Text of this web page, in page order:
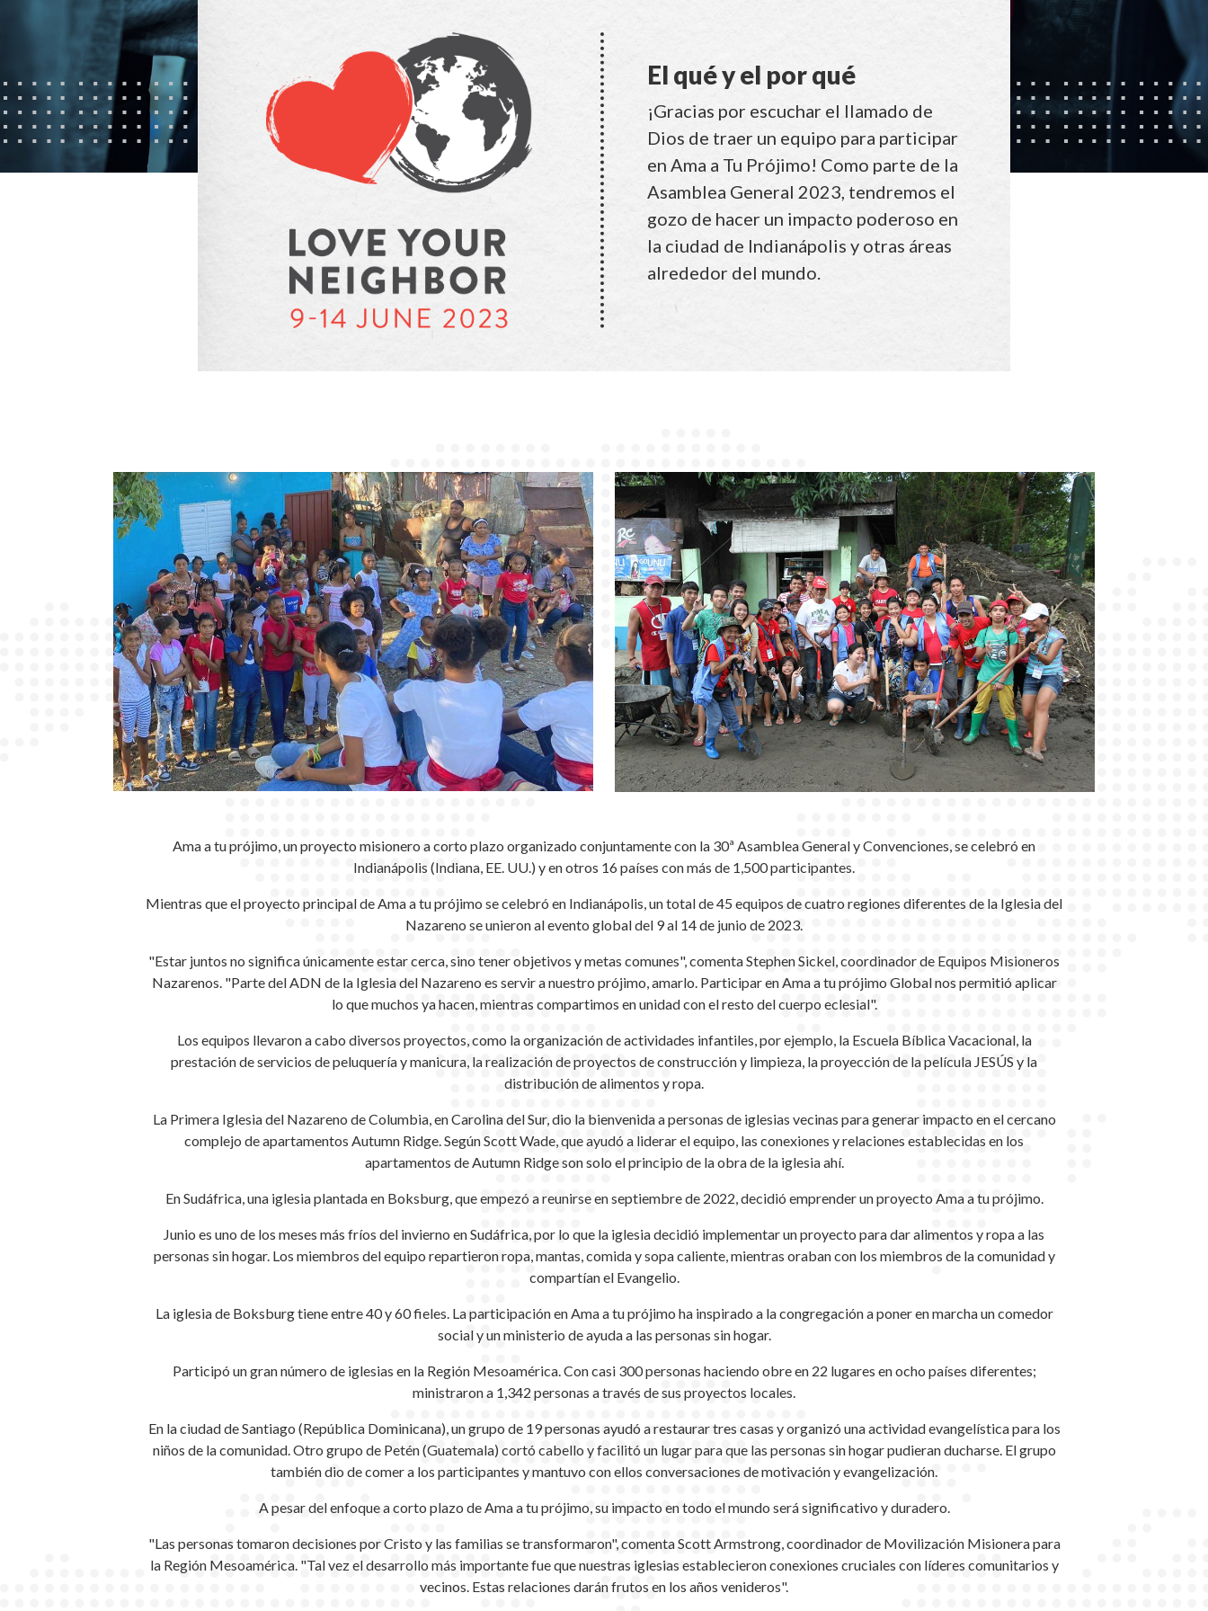
El qué y el por qué
¡Gracias por escuchar el llamado de
Dios de traer un equipo para participar
en Ama a Tu Prójimo! Como parte de la
Asamblea General 2023, tendremos el
gozo de hacer un impacto poderoso en
la ciudad de Indianápolis y otras áreas
alrededor del mundo.
Ama a tu prójimo, un proyecto misionero a corto plazo organizado conjuntamente con la 30ª Asamblea General y Convenciones, se celebró en
Indianápolis (Indiana, EE. UU.) y en otros 16 países con más de 1,500 participantes.
Mientras que el proyecto principal de Ama a tu prójimo se celebró en Indianápolis, un total de 45 equipos de cuatro regiones diferentes de la Iglesia del
Nazareno se unieron al evento global del 9 al 14 de junio de 2023.
"Estar juntos no significa únicamente estar cerca, sino tener objetivos y metas comunes", comenta Stephen Sickel, coordinador de Equipos Misioneros
Nazarenos. "Parte del ADN de la Iglesia del Nazareno es servir a nuestro prójimo, amarlo. Participar en Ama a tu prójimo Global nos permitió aplicar
lo que muchos ya hacen, mientras compartimos en unidad con el resto del cuerpo eclesial".
Los equipos llevaron a cabo diversos proyectos, como la organización de actividades infantiles, por ejemplo, la Escuela Bíblica Vacacional, la
prestación de servicios de peluquería y manicura, la realización de proyectos de construcción y limpieza, la proyección de la película JESÚS y la
distribución de alimentos y ropa.
La Primera Iglesia del Nazareno de Columbia, en Carolina del Sur, dio la bienvenida a personas de iglesias vecinas para generar impacto en el cercano
complejo de apartamentos Autumn Ridge. Según Scott Wade, que ayudó a liderar el equipo, las conexiones y relaciones establecidas en los
apartamentos de Autumn Ridge son solo el principio de la obra de la iglesia ahí.
En Sudáfrica, una iglesia plantada en Boksburg, que empezó a reunirse en septiembre de 2022, decidió emprender un proyecto Ama a tu prójimo.
Junio es uno de los meses más fríos del invierno en Sudáfrica, por lo que la iglesia decidió implementar un proyecto para dar alimentos y ropa a las
personas sin hogar. Los miembros del equipo repartieron ropa, mantas, comida y sopa caliente, mientras oraban con los miembros de la comunidad y
compartían el Evangelio.
La iglesia de Boksburg tiene entre 40 y 60 fieles. La participación en Ama a tu prójimo ha inspirado a la congregación a poner en marcha un comedor
social y un ministerio de ayuda a las personas sin hogar.
Participó un gran número de iglesias en la Región Mesoamérica. Con casi 300 personas haciendo obre en 22 lugares en ocho países diferentes;
ministraron a 1,342 personas a través de sus proyectos locales.
En la ciudad de Santiago (República Dominicana), un grupo de 19 personas ayudó a restaurar tres casas y organizó una actividad evangelística para los
niños de la comunidad. Otro grupo de Petén (Guatemala) cortó cabello y facilitó un lugar para que las personas sin hogar pudieran ducharse. El grupo
también dio de comer a los participantes y mantuvo con ellos conversaciones de motivación y evangelización.
A pesar del enfoque a corto plazo de Ama a tu prójimo, su impacto en todo el mundo será significativo y duradero.
"Las personas tomaron decisiones por Cristo y las familias se transformaron", comenta Scott Armstrong, coordinador de Movilización Misionera para
la Región Mesoamérica. "Tal vez el desarrollo más importante fue que nuestras iglesias establecieron conexiones cruciales con líderes comunitarios y
vecinos. Estas relaciones darán frutos en los años venideros".